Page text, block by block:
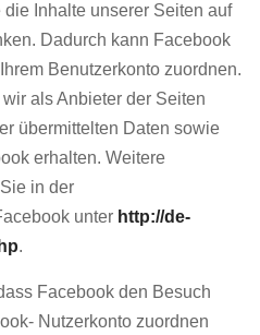
Inhalte unserer Seiten auf
Dadurch kann Facebook
Benutzerkonto zuordnen.
als Anbieter der Seiten
übermittelten Daten sowie
erhalten. Weitere
in der
unter http://de-
.
Facebook den Besuch
Nutzerkonto zuordnen